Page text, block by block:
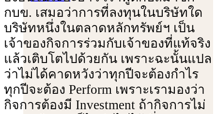
กบข. เสมอว่าการที่ลงทุนในบริษัทใด
บริษัทหนึ่งในตลาดหลักทรัพย์ฯ เป็น
เจ้าของกิจการร่วมกับเจ้าของที่แท้จริง
แล้วเติบโตไปด้วยกัน เพราะฉะนั้นแปล
ว่าไม่ได้คาดหวังว่าทุกปีจะต้องกําไร
ทุกปีจะต้อง Perform เพราะเรามองว่า
กิจการต้องมี Investment ถ้ากิจการไม่